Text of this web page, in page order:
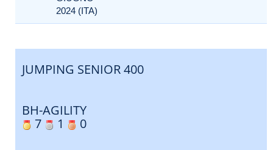
2024 (ITA)
JUMPING SENIOR 400
BH-AGILITY
7
1 0